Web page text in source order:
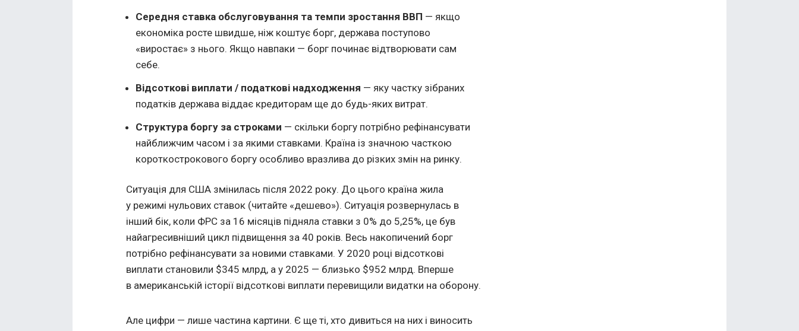
Середня ставка обслуговування та темпи зростання ВВП — якщо
економіка росте швидше, ніж коштує борг, держава поступово
«виростає» з нього. Якщо навпаки — борг починає відтворювати сам
себе.
Відсоткові виплати / податкові надходження — яку частку зібраних
податків держава віддає кредиторам ще до будь-яких витрат.
Структура боргу за строками — скільки боргу потрібно рефінансувати
найближчим часом і за якими ставками. Країна із значною часткою
короткострокового боргу особливо вразлива до різких змін на ринку.
Ситуація для США змінилась після 2022 року. До цього країна жила
у режимі нульових ставок (читайте «дешево»). Ситуація розвернулась в
інший бік, коли ФРС за 16 місяців підняла ставки з 0% до 5,25%, це був
найагресивніший цикл підвищення за 40 років. Весь накопичений борг
потрібно рефінансувати за новими ставками. У 2020 році відсоткові
виплати становили $345 млрд, а у 2025 — близько $952 млрд. Вперше
в американській історії відсоткові виплати перевищили видатки на оборону.
Але цифри — лише частина картини. Є ще ті, хто дивиться на них і виносить